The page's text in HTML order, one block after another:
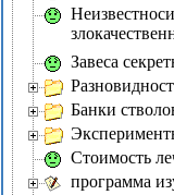
Завеса
Банки
Стоимость
программа